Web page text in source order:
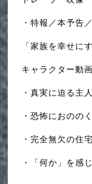
・特報／本予告
「家族を幸せに
キャラクター動画
・真実に迫る主
・恐怖におのの
・完全無欠の住
・「何か」を感